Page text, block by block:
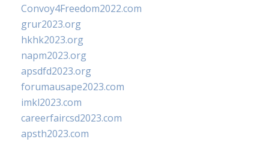
Convoy4Freedom2022.com
grur2023.org
hkhk2023.org
napm2023.org
apsdfd2023.org
forumausape2023.com
imkl2023.com
careerfaircsd2023.com
apsth2023.com